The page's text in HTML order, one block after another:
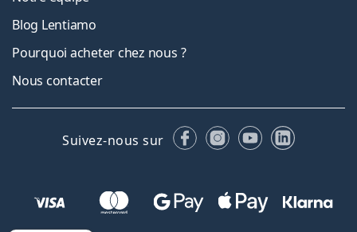
Blog Lentiamo
Pourquoi acheter chez nous ?
Nous contacter
Suivez-nous sur FacebookInstagram
YouTubeLinkedIn